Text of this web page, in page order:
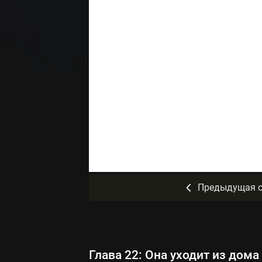
Предыдущая
Глава 22: Она уходит из дома